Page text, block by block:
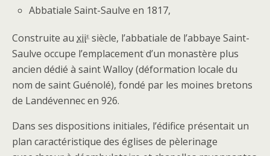
Abbatiale Saint-Saulve en 1817,
Construite au xiie siècle, l’abbatiale de l’abbaye Saint-
Saulve occupe l’emplacement d’un monastère plus
ancien dédié à saint Walloy (déformation locale du
nom de saint Guénolé), fondé par les moines bretons
de Landévennec en 926.
Dans ses dispositions initiales, l’édifice présentait un
plan caractéristique des églises de pèlerinage